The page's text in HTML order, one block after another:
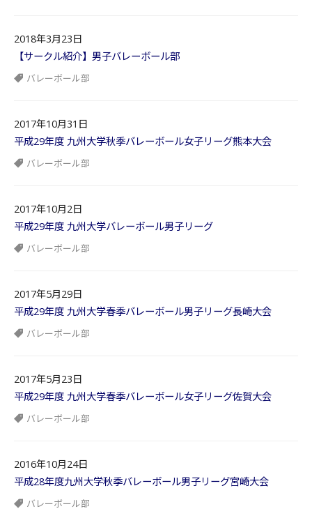
2018年3月23日
【サークル紹介】男子バレーボール部
バレーボール部
2017年10月31日
平成29年度 九州大学秋季バレーボール女子リーグ熊本大会
バレーボール部
2017年10月2日
平成29年度 九州大学バレーボール男子リーグ
バレーボール部
2017年5月29日
平成29年度 九州大学春季バレーボール男子リーグ長崎大会
バレーボール部
2017年5月23日
平成29年度 九州大学春季バレーボール女子リーグ佐賀大会
バレーボール部
2016年10月24日
平成28年度九州大学秋季バレーボール男子リーグ宮崎大会
バレーボール部